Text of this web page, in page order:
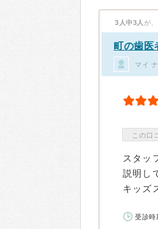
3人中3人 が
町の歯医
マイ
この口
スタッ
説明し
キッズ
受診時